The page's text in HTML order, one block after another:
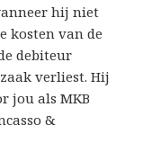
hij niet
kosten van de
debiteur
verliest. Hij
jou als MKB
&